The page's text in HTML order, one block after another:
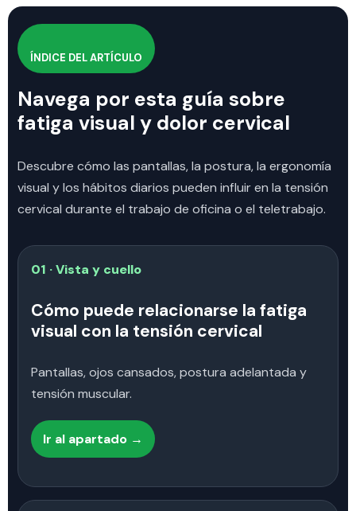
ÍNDICE DEL ARTÍCULO
Navega por esta guía sobre
fatiga visual y dolor cervical
Descubre cómo las pantallas, la postura, la ergonomía
visual y los hábitos diarios pueden influir en la tensión
cervical durante el trabajo de oficina o el teletrabajo.
01 · Vista y cuello
Cómo puede relacionarse la fatiga
visual con la tensión cervical
Pantallas, ojos cansados, postura adelantada y
tensión muscular.
Ir al apartado →